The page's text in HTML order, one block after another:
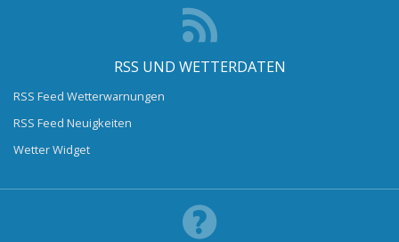
RSS UND WETTERDATEN
RSS Feed Wetterwarnungen
RSS Feed Neuigkeiten
Wetter Widget